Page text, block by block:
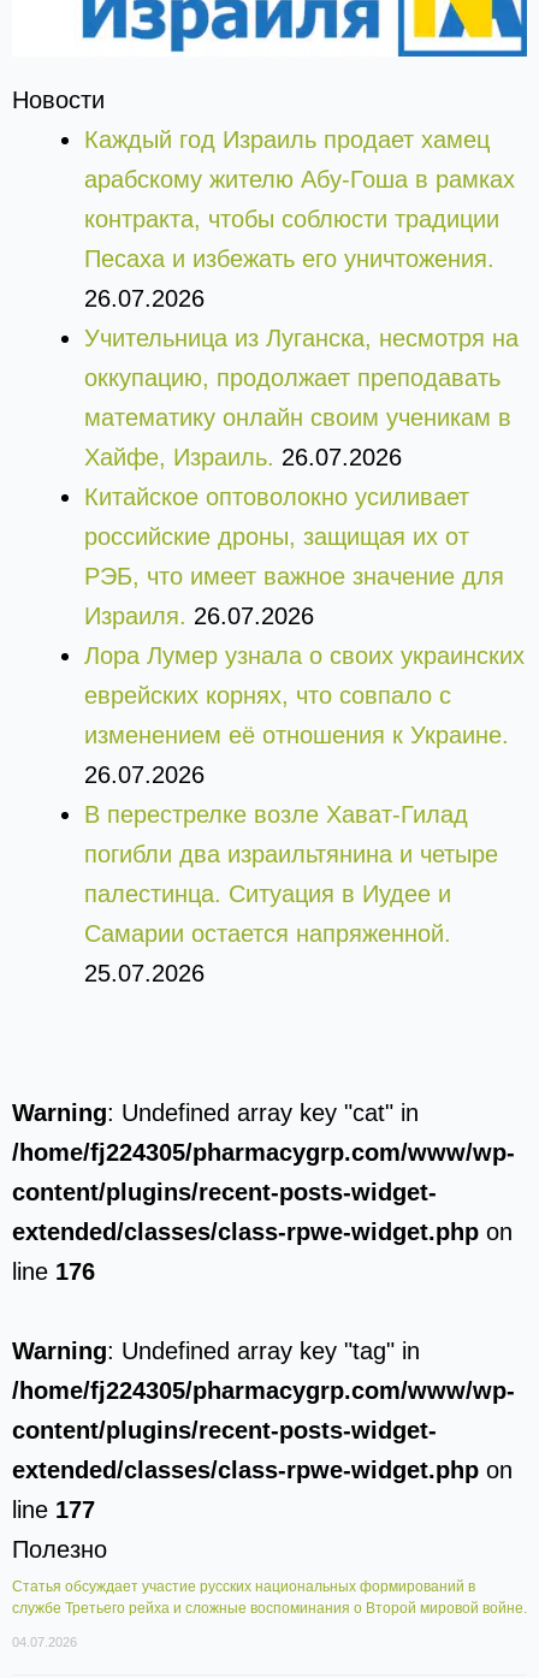
Новости
Каждый год Израиль продает хамец
арабскому жителю Абу-Гоша в рамках
контракта, чтобы соблюсти традиции
Песаха и избежать его уничтожения.
26.07.2026
Учительница из Луганска, несмотря на
оккупацию, продолжает преподавать
математику онлайн своим ученикам в
Хайфе, Израиль. 26.07.2026
Китайское оптоволокно усиливает
российские дроны, защищая их от
РЭБ, что имеет важное значение для
Израиля. 26.07.2026
Лора Лумер узнала о своих украинских
еврейских корнях, что совпало с
изменением её отношения к Украине.
26.07.2026
В перестрелке возле Хават-Гилад
погибли два израильтянина и четыре
палестинца. Ситуация в Иудее и
Самарии остается напряженной.
25.07.2026
Warning: Undefined array key "cat" in
/home/fj224305/pharmacygrp.com/www/wp-
content/plugins/recent-posts-widget-
extended/classes/class-rpwe-widget.php on
line 176
Warning: Undefined array key "tag" in
/home/fj224305/pharmacygrp.com/www/wp-
content/plugins/recent-posts-widget-
extended/classes/class-rpwe-widget.php on
line 177
Полезно
Статья обсуждает участие русских национальных формирований в
службе Третьего рейха и сложные воспоминания о Второй мировой войне.
04.07.2026